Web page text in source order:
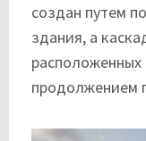
создан путем
здания, а
расположенных
продолжением